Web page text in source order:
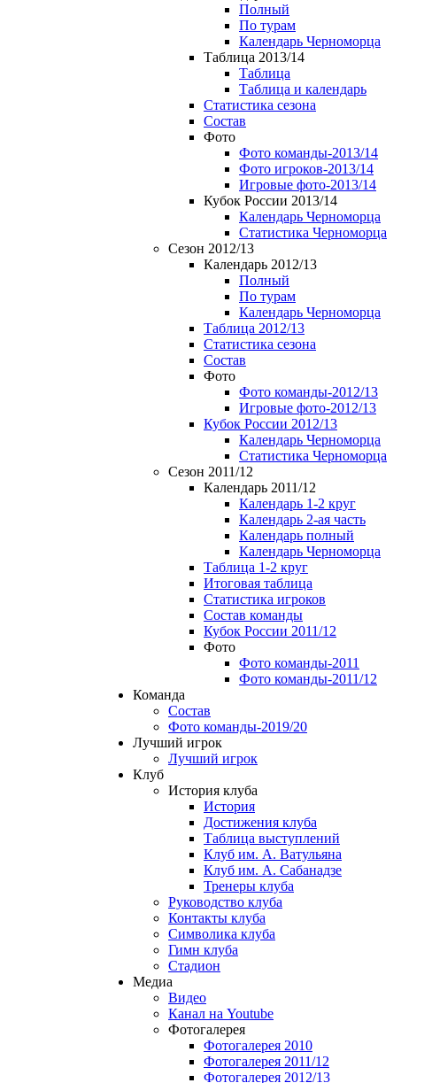
Полный
По турам
Календарь Черноморца
Таблица 2013/14
Таблица
Таблица и календарь
Статистика сезона
Состав
Фото
Фото команды-2013/14
Фото игроков-2013/14
Игровые фото-2013/14
Кубок России 2013/14
Календарь Черноморца
Статистика Черноморца
Сезон 2012/13
Календарь 2012/13
Полный
По турам
Календарь Черноморца
Таблица 2012/13
Статистика сезона
Состав
Фото
Фото команды-2012/13
Игровые фото-2012/13
Кубок России 2012/13
Календарь Черноморца
Статистика Черноморца
Сезон 2011/12
Календарь 2011/12
Календарь 1-2 круг
Календарь 2-ая часть
Календарь полный
Календарь Черноморца
Таблица 1-2 круг
Итоговая таблица
Статистика игроков
Состав команды
Кубок России 2011/12
Фото
Фото команды-2011
Фото команды-2011/12
Команда
Состав
Фото команды-2019/20
Лучший игрок
Лучший игрок
Клуб
История клуба
История
Достижения клуба
Таблица выступлений
Клуб им. А. Ватульяна
Клуб им. А. Сабанадзе
Тренеры клуба
Руководство клуба
Контакты клуба
Символика клуба
Гимн клуба
Стадион
Медиа
Видео
Канал на Youtube
Фотогалерея
Фотогалерея 2010
Фотогалерея 2011/12
Фотогалерея 2012/13